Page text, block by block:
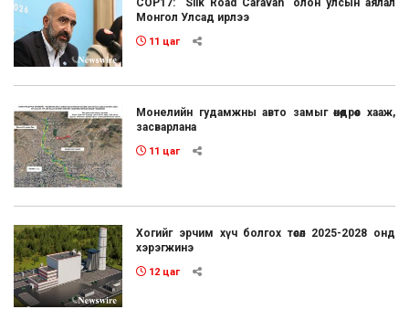
COP17: "Silk Road Caravan" олон улсын аялал
Монгол Улсад ирлээ
11 цаг
Монелийн гудамжны авто замыг өнөөдрөөс хааж,
засварлана
11 цаг
Хогийг эрчим хүч болгох төсөл 2025-2028 онд
хэрэгжинэ
12 цаг